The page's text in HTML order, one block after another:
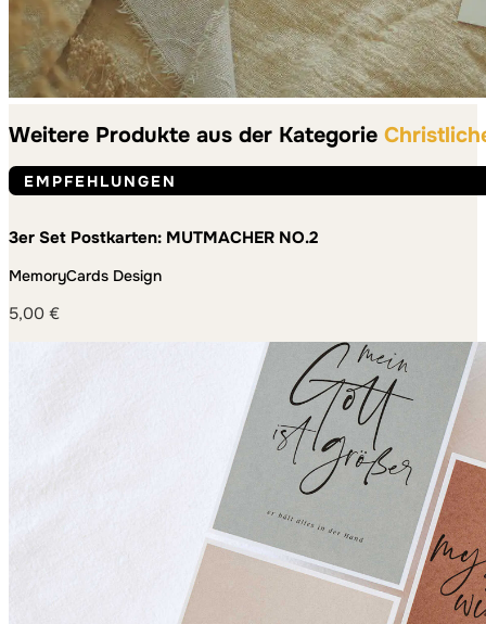
Weitere Produkte aus der Kategorie
EMPFEHLUNGEN
3er Set Postkarten: MUTMACHER NO.2
MemoryCards Design
5,00 €